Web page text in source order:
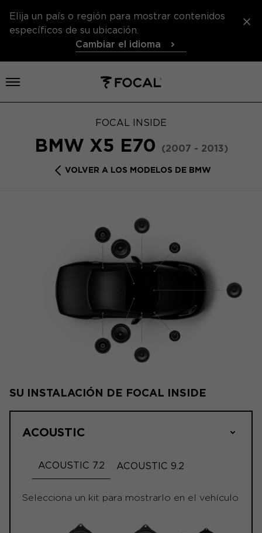
Elija un país o región para mostrar contenidos
específicos de su ubicación.
Cambiar el idioma
Abrir el menú
FOCAL INSIDE
BMW X5 E70 (2007 - 2013)
VOLVER A LOS MODELOS DE BMW
SU INSTALACIÓN DE FOCAL INSIDE
ACOUSTIC
ACOUSTIC 7.2 ACOUSTIC 9.2
Selecciona un kit para mostrarlo en el vehículo